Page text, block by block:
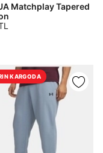
Matchplay Tapered
KARGODA